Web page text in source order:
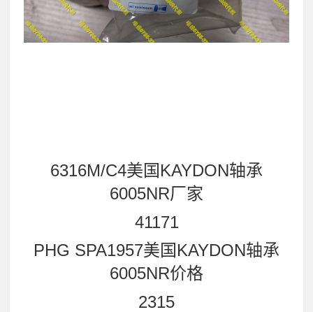
6316M/C4美国KAYDON轴承
6005NR厂家
41171
PHG SPA1957美国KAYDON轴承
6005NR价格
2315